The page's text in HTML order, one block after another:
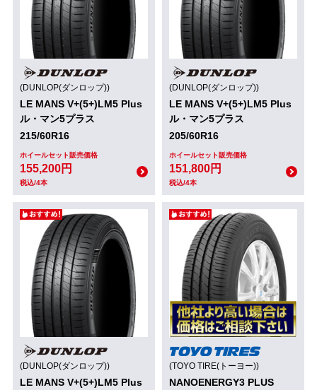
(DUNLOP(ダンロップ))
LE MANS V+(5+)LM5 Plus
ル・マン5プラス
215/60R16
ホイールセット販売価格
155,200円
税込/4本
(DUNLOP(ダンロップ))
LE MANS V+(5+)LM5 Plus
ル・マン5プラス
205/60R16
ホイールセット販売価格
151,800円
税込/4本
(DUNLOP(ダンロップ))
LE MANS V+(5+)LM5 Plus
(TOYO TIRE(トーヨー))
NANOENERGY3 PLUS